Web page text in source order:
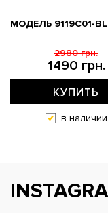
МОДЕЛЬ 9119С01-BL
1490 грн.
2980 грн.
КУПИТЬ
в наличии